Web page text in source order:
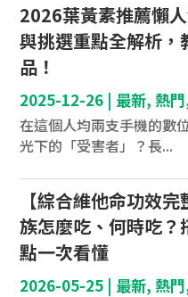
2026葉黃素推薦懶
與挑選重點全解析
品！
2025-12-26 | 最新, 熱門
在這個人均兩支手機的數
光下的「受害者」？長...
【綜合維他命功效
族怎麼吃、何時吃
點一次看懂
2026-05-25 | 最新, 熱門